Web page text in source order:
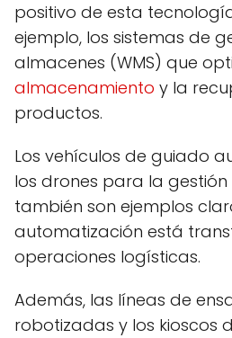
positivo de esta
ejemplo, los sistemas de
almacenes (WMS) que
almacenamiento y la
productos.
Los vehículos de guiado
los drones para la gestión
también son ejemplos
automatización está
operaciones logísticas.
Además, las líneas de
robotizadas y los kioscos